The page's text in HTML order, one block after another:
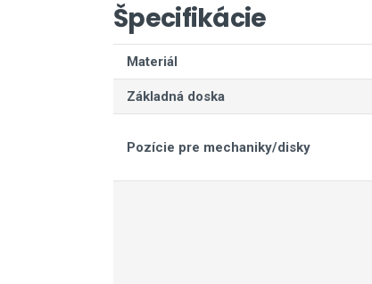
Špecifikácie
Materiál
Základná doska
Pozície pre mechaniky/disky